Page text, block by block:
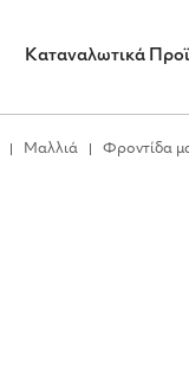
Καταναλωτικά
Μαλλιά Φροντίδα